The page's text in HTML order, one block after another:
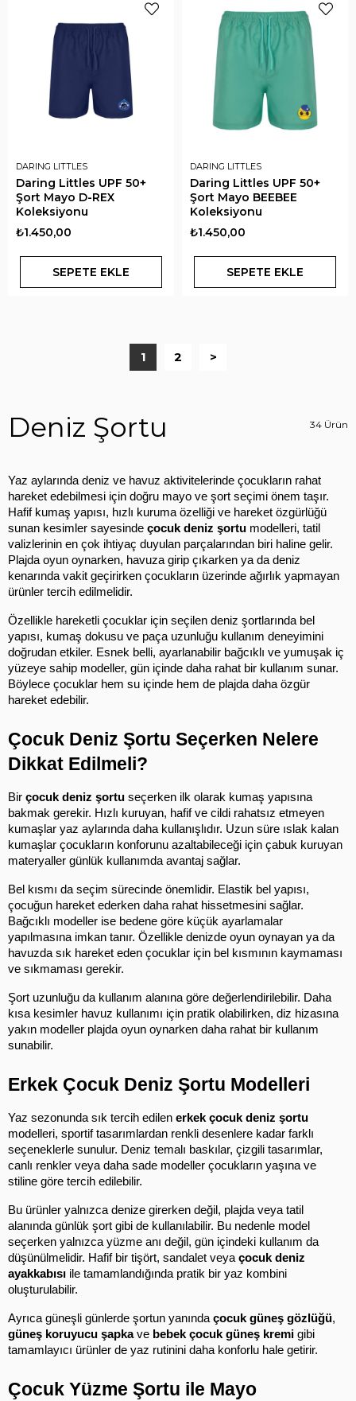
DARING LITTLES
Daring Littles UPF 50+
Şort Mayo D-REX
Koleksiyonu
₺1.450,00
SEPETE EKLE
DARING LITTLES
Daring Littles UPF 50+
Şort Mayo BEEBEE
Koleksiyonu
₺1.450,00
SEPETE EKLE
1 2 >
Deniz Şortu 34 Ürün
Yaz aylarında deniz ve havuz aktivitelerinde çocukların rahat
hareket edebilmesi için doğru mayo ve şort seçimi önem taşır.
Hafif kumaş yapısı, hızlı kuruma özelliği ve hareket özgürlüğü
sunan kesimler sayesinde çocuk deniz şortu modelleri, tatil
valizlerinin en çok ihtiyaç duyulan parçalarından biri haline gelir.
Plajda oyun oynarken, havuza girip çıkarken ya da deniz
kenarında vakit geçirirken çocukların üzerinde ağırlık yapmayan
ürünler tercih edilmelidir.
Özellikle hareketli çocuklar için seçilen deniz şortlarında bel
yapısı, kumaş dokusu ve paça uzunluğu kullanım deneyimini
doğrudan etkiler. Esnek belli, ayarlanabilir bağcıklı ve yumuşak iç
yüzeye sahip modeller, gün içinde daha rahat bir kullanım sunar.
Böylece çocuklar hem su içinde hem de plajda daha özgür
hareket edebilir.
Çocuk Deniz Şortu Seçerken Nelere
Dikkat Edilmeli?
Bir çocuk deniz şortu seçerken ilk olarak kumaş yapısına
bakmak gerekir. Hızlı kuruyan, hafif ve cildi rahatsız etmeyen
kumaşlar yaz aylarında daha kullanışlıdır. Uzun süre ıslak kalan
kumaşlar çocukların konforunu azaltabileceği için çabuk kuruyan
materyaller günlük kullanımda avantaj sağlar.
Bel kısmı da seçim sürecinde önemlidir. Elastik bel yapısı,
çocuğun hareket ederken daha rahat hissetmesini sağlar.
Bağcıklı modeller ise bedene göre küçük ayarlamalar
yapılmasına imkan tanır. Özellikle denizde oyun oynayan ya da
havuzda sık hareket eden çocuklar için bel kısmının kaymaması
ve sıkmaması gerekir.
Şort uzunluğu da kullanım alanına göre değerlendirilebilir. Daha
kısa kesimler havuz kullanımı için pratik olabilirken, diz hizasına
yakın modeller plajda oyun oynarken daha rahat bir kullanım
sunabilir.
Erkek Çocuk Deniz Şortu Modelleri
Yaz sezonunda sık tercih edilen erkek çocuk deniz şortu
modelleri, sportif tasarımlardan renkli desenlere kadar farklı
seçeneklerle sunulur. Deniz temalı baskılar, çizgili tasarımlar,
canlı renkler veya daha sade modeller çocukların yaşına ve
stiline göre tercih edilebilir.
Bu ürünler yalnızca denize girerken değil, plajda veya tatil
alanında günlük şort gibi de kullanılabilir. Bu nedenle model
seçerken yalnızca yüzme anı değil, gün içindeki kullanım da
düşünülmelidir. Hafif bir tişört, sandalet veya çocuk deniz
ayakkabısı ile tamamlandığında pratik bir yaz kombini
oluşturulabilir.
Ayrıca güneşli günlerde şortun yanında çocuk güneş gözlüğü
güneş koruyucu şapka ve bebek çocuk güneş kremi gibi
tamamlayıcı ürünler de yaz rutinini daha konforlu hale getirir.
Çocuk Yüzme Şortu ile Mayo